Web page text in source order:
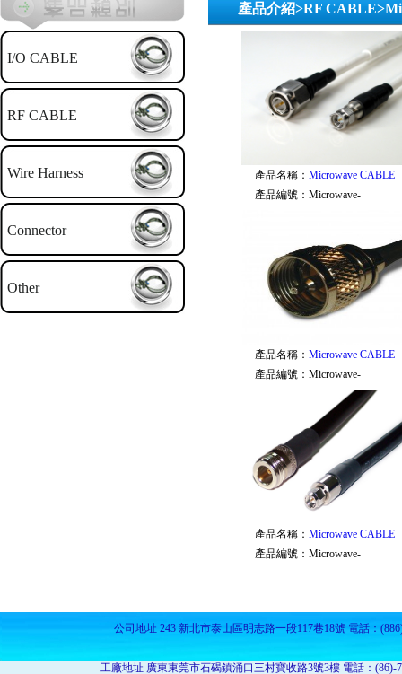
I/O CABLE
RF CABLE
Wire Harness
Connector
Other
產品介紹>RF
產品名稱： Microwave CABLE
產品編號： Microwave-
產品名稱： Microwave CABLE
產品編號： Microwave-
產品名稱： Microwave CABLE
產品編號： Microwave-
公司地址 243 新北市泰山區明志路一段117巷18號 電話：
工廠地址 廣東東莞市石碣鎮涌口三村寶收路3號3樓 電話：(86)-